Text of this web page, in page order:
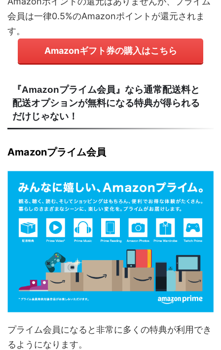
会員は一律0.5%のAmazonポイントが還元されま
す。
Amazonギフト券の購入はこちら
『Amazonプライム会員』なら通常配送料と
配送オプションが無料になる特典が得られる
だけじゃない！
Amazonプライム会員
プライム会員になると非常に多くの特典が利用でき
るようになります。